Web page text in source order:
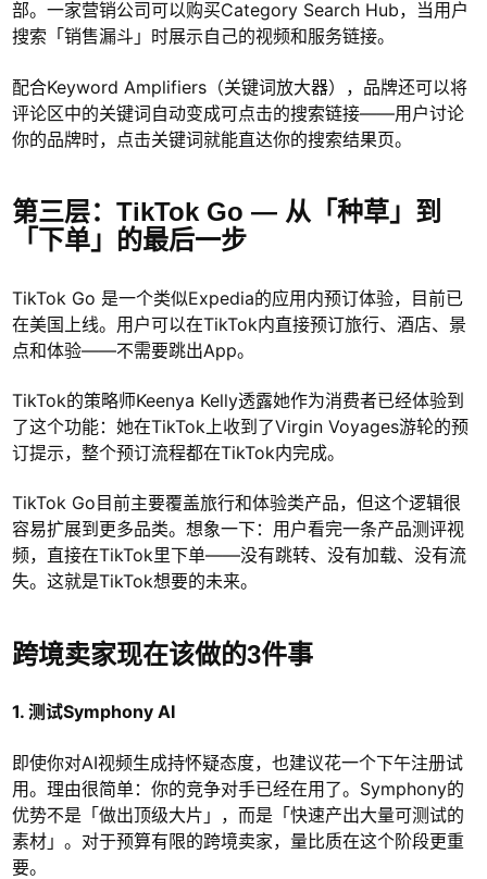
部。一家营销公司可以购买Category Search Hub，当用户
搜索「销售漏斗」时展示自己的视频和服务链接。
配合Keyword Amplifiers（关键词放大器），品牌还可以将
评论区中的关键词自动变成可点击的搜索链接——用户讨论
你的品牌时，点击关键词就能直达你的搜索结果页。
第三层：TikTok Go — 从「种草」到
「下单」的最后一步
TikTok Go 是一个类似Expedia的应用内预订体验，目前已
在美国上线。用户可以在TikTok内直接预订旅行、酒店、景
点和体验——不需要跳出App。
TikTok的策略师Keenya Kelly透露她作为消费者已经体验到
了这个功能：她在TikTok上收到了Virgin Voyages游轮的预
订提示，整个预订流程都在TikTok内完成。
TikTok Go目前主要覆盖旅行和体验类产品，但这个逻辑很
容易扩展到更多品类。想象一下：用户看完一条产品测评视
频，直接在TikTok里下单——没有跳转、没有加载、没有流
失。这就是TikTok想要的未来。
跨境卖家现在该做的3件事
1. 测试Symphony AI
即使你对AI视频生成持怀疑态度，也建议花一个下午注册试
用。理由很简单：你的竞争对手已经在用了。Symphony的
优势不是「做出顶级大片」，而是「快速产出大量可测试的
素材」。对于预算有限的跨境卖家，量比质在这个阶段更重
要。